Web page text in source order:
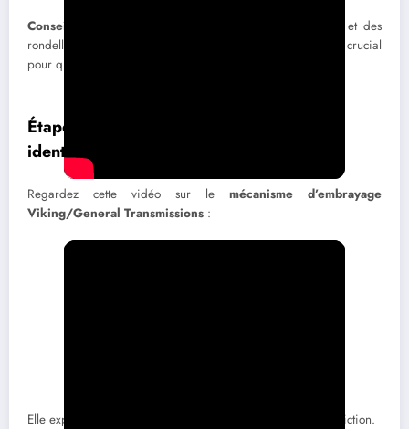
Conseil crucial
: photographiez la position des pignons et des
rondelles à chaque étape, car le sens de remontage est crucial
pour que la tondeuse avance et ne recule pas.
Étape 3 : Inspecter les pièces avec
identification précise
Regardez cette vidéo sur le mécanisme d’embrayage
Viking/General Transmissions :
Elle explique le système de pré-embrayage avec cônes de friction.